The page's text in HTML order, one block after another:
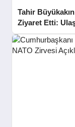
Tahir
Ziyaret Etti: